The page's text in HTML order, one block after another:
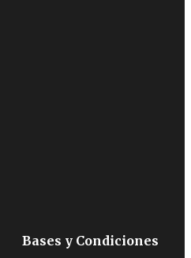
Bases y Condiciones